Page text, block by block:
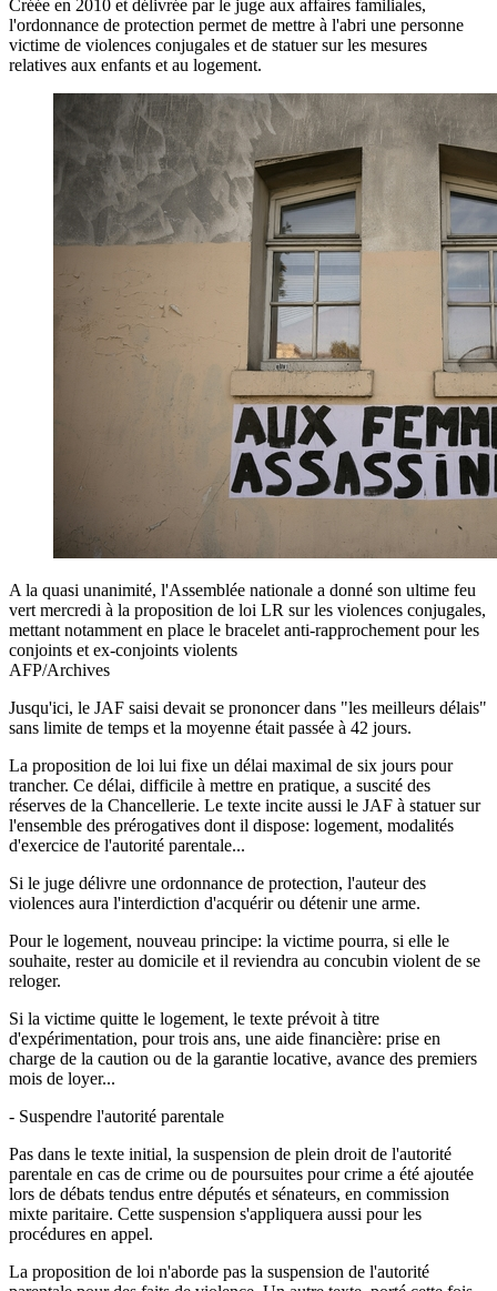
Créée en 2010 et délivrée par le juge aux affaires familiales,
l'ordonnance de protection permet de mettre à l'abri une personne
victime de violences conjugales et de statuer sur les mesures
relatives aux enfants et au logement.
A la quasi unanimité, l'Assemblée nationale a donné son ultime feu
vert mercredi à la proposition de loi LR sur les violences conjugales,
mettant notamment en place le bracelet anti-rapprochement pour les
conjoints et ex-conjoints violents
AFP/Archives
Jusqu'ici, le JAF saisi devait se prononcer dans "les meilleurs délais"
sans limite de temps et la moyenne était passée à 42 jours.
La proposition de loi lui fixe un délai maximal de six jours pour
trancher. Ce délai, difficile à mettre en pratique, a suscité des
réserves de la Chancellerie. Le texte incite aussi le JAF à statuer sur
l'ensemble des prérogatives dont il dispose: logement, modalités
d'exercice de l'autorité parentale...
Si le juge délivre une ordonnance de protection, l'auteur des
violences aura l'interdiction d'acquérir ou détenir une arme.
Pour le logement, nouveau principe: la victime pourra, si elle le
souhaite, rester au domicile et il reviendra au concubin violent de se
reloger.
Si la victime quitte le logement, le texte prévoit à titre
d'expérimentation, pour trois ans, une aide financière: prise en
charge de la caution ou de la garantie locative, avance des premiers
mois de loyer...
- Suspendre l'autorité parentale
Pas dans le texte initial, la suspension de plein droit de l'autorité
parentale en cas de crime ou de poursuites pour crime a été ajoutée
lors de débats tendus entre députés et sénateurs, en commission
mixte paritaire. Cette suspension s'appliquera aussi pour les
procédures en appel.
La proposition de loi n'aborde pas la suspension de l'autorité